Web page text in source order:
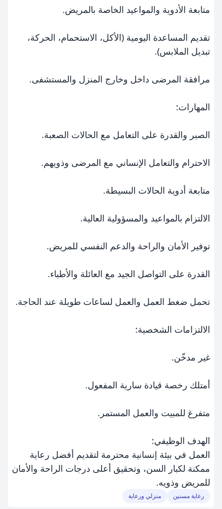
متابعة الأدوية والمواعيد الخاصة بالمريض.
تقديم المساعدة اليومية (الأكل، الاستحمام، الحركة،
تبديل الملابس).
مرافقة المرضى داخل وخارج المنزل والمستشفى.
المهارات:
الصبر والقدرة على التعامل مع الحالات الصعبة.
الاحترام والتعامل الإنساني مع المرضى وذويهم.
متابعة أدوية الحالات البسيطة.
الالتزام بالمواعيد والمسؤولية العالية.
توفير الأمان والراحة والدعم النفسي للمريض.
القدرة على التواصل الجيد مع العائلة والأطباء.
تحمل ضغط العمل والعمل لساعات طويلة عند الحاجة.
الالتزامات الشخصية:
غير مدخّن.
أمتلك رخصة قيادة سارية المفعول.
متفرغ للمبيت والعمل المستمر.
الهدف الوظيفي:
العمل في بيئة إنسانية محترمة لتقديم أفضل رعاية
ممكنة لكبار السن، وتحقيق أعلى درجات الراحة والأمان
للمريض وذويه.
رعاية مسنين منزلي ورعاية